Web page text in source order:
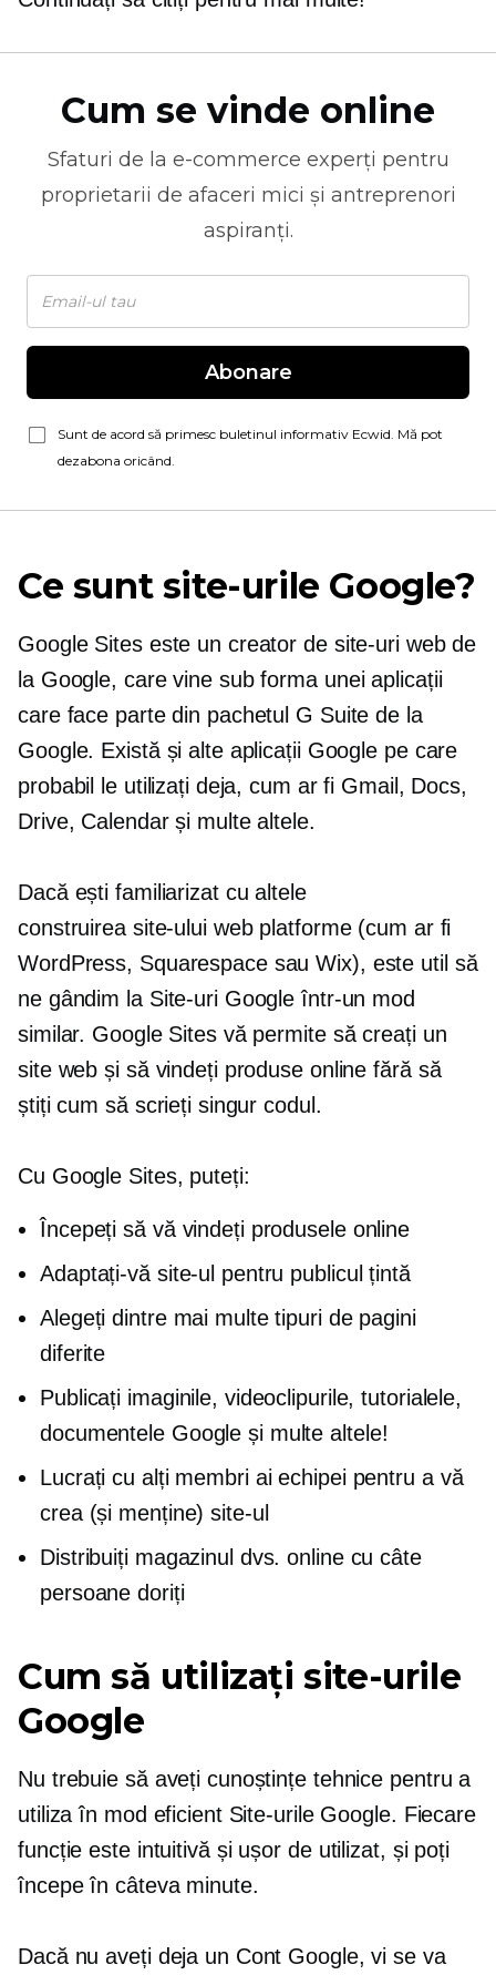
Cum se vinde online
Sfaturi de la e-commerce experți pentru
proprietarii de afaceri mici și antreprenori
aspiranți.
Abonare
Sunt de acord să primesc buletinul informativ Ecwid. Mă pot
dezabona oricând.
Ce sunt site-urile Google?
Google Sites este un creator de site-uri web de
la Google, care vine sub forma unei aplicații
care face parte din pachetul G Suite de la
Google. Există și alte aplicații Google pe care
probabil le utilizați deja, cum ar fi Gmail, Docs,
Drive, Calendar și multe altele.
Dacă ești familiarizat cu altele
construirea site-ului webplatforme (cum ar fi
WordPress, Squarespace sau Wix), este util să
ne gândim la Site-uri Google într-un mod
similar. Google Sites vă permite să creați un
site web și să vindeți produse online fără să
știți cum să scrieți singur codul.
Cu Google Sites, puteți:
Începeți să vă vindeți produsele online
Adaptați-vă site-ul pentru publicul țintă
Alegeți dintre mai multe tipuri de pagini
diferite
Publicați imaginile, videoclipurile, tutorialele,
documentele Google și multe altele!
Lucrați cu alți membri ai echipei pentru a vă
crea (și menține) site-ul
Distribuiți magazinul dvs. online cu câte
persoane doriți
Cum să utilizați site-urile
Google
Nu trebuie să aveți cunoștințe tehnice pentru a
utiliza în mod eficient Site-urile Google. Fiecare
funcție este intuitivă și ușor de utilizat, și poți
începe în câteva minute.
Dacă nu aveți deja un Cont Google, vi se va